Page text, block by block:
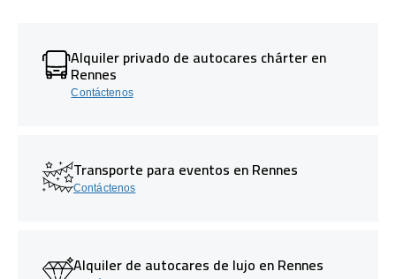
Alquiler privado de autocares chárter en
Rennes
Contáctenos
Transporte para eventos en Rennes
Contáctenos
Alquiler de autocares de lujo en Rennes